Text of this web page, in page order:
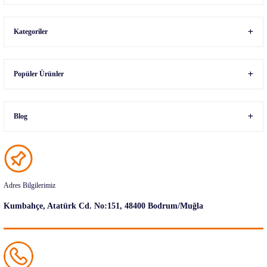
Kategoriler
Popüler Ürünler
Blog
Adres Bilgilerimiz
Kumbahçe, Atatürk Cd. No:151, 48400 Bodrum/Muğla